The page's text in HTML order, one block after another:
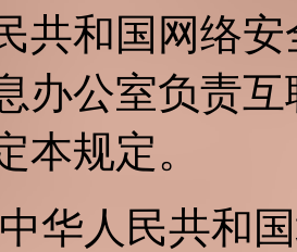
共和国网络
办公室负责
本规定。
华人民共和